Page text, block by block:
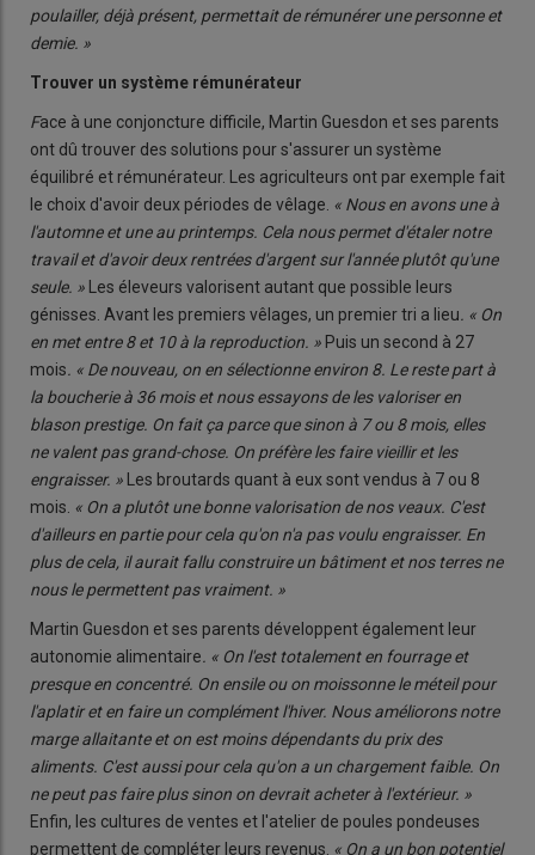
poulailler, déjà présent, permettait de rémunérer une personne et
demie. »
Trouver un système rémunérateur
Face à une conjoncture difficile, Martin Guesdon et ses parents
ont dû trouver des solutions pour s'assurer un système
équilibré et rémunérateur. Les agriculteurs ont par exemple fait
le choix d'avoir deux périodes de vêlage. « Nous en avons une à
l'automne et une au printemps. Cela nous permet d'étaler notre
travail et d'avoir deux rentrées d'argent sur l'année plutôt qu'une
seule. »
Les éleveurs valorisent autant que possible leurs
génisses. Avant les premiers vêlages, un premier tri a lieu . « On
en met entre 8 et 10 à la reproduction. » Puis un second à 27
mois . « De nouveau, on en sélectionne environ 8. Le reste part à
la boucherie à 36 mois et nous essayons de les valoriser en
blason prestige. On fait ça parce que sinon à 7 ou 8 mois, elles
ne valent pas grand-chose. On préfère les faire vieillir et les
engraisser. »
Les broutards quant à eux sont vendus à 7 ou 8
mois. « On a plutôt une bonne valorisation de nos veaux. C'est
d'ailleurs en partie pour cela qu'on n'a pas voulu engraisser. En
plus de cela, il aurait fallu construire un bâtiment et nos terres ne
nous le permettent pas vraiment. »
Martin Guesdon et ses parents développent également leur
autonomie alimentaire . « On l'est totalement en fourrage et
presque en concentré. On ensile ou on moissonne le méteil pour
l'aplatir et en faire un complément l'hiver. Nous améliorons notre
marge allaitante et on est moins dépendants du prix des
aliments. C'est aussi pour cela qu'on a un chargement faible. On
ne peut pas faire plus sinon on devrait acheter à l'extérieur. »
Enfin, les cultures de ventes et l'atelier de poules pondeuses
permettent de compléter leurs revenus. « On a un bon potentiel